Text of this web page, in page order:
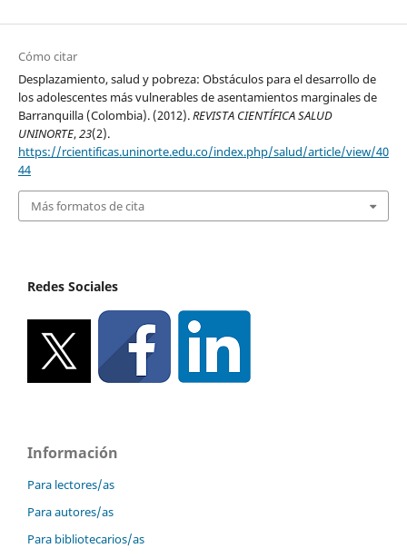
Cómo citar
Desplazamiento, salud y pobreza: Obstáculos para el desarrollo de
los adolescentes más vulnerables de asentamientos marginales de
Barranquilla (Colombia). (2012).REVISTA CIENTÍFICA SALUD
UNINORTE,23(2).
https://rcientificas.uninorte.edu.co/index.php/salud/article/view/40
44
Más formatos de cita
Redes Sociales
Información
Para lectores/as
Para autores/as
Para bibliotecarios/as